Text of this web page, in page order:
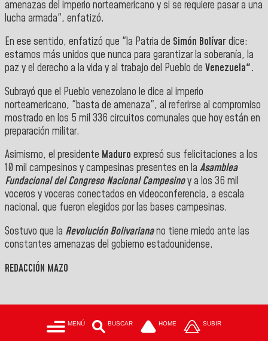
amenazas del imperio norteamericano y si se requiere pasar a una
lucha armada", enfatizó.
En ese sentido, enfatizó que "la Patria de Simón Bolívar dice:
estamos más unidos que nunca para garantizar la soberanía, la
paz y el derecho a la vida y al trabajo del Pueblo de Venezuela".
Subrayó que el Pueblo venezolano le dice al imperio
norteamericano, "basta de amenaza", al referirse al compromiso
mostrado en los 5 mil 336 circuitos comunales que hoy están en
preparación militar.
Asimismo, el presidente Maduro expresó sus felicitaciones a los
10 mil campesinos y campesinas presentes en la Asamblea
Fundacional del Congreso Nacional Campesinoy a los 36 mil
voceros y voceras conectados en videoconferencia, a escala
nacional, que fueron elegidos por las bases campesinas.
Sostuvo que la Revolución Bolivarianano tiene miedo ante las
constantes amenazas del gobierno estadounidense.
REDACCIÓN MAZO
MENÚ BUSCAR HOME SUBIR